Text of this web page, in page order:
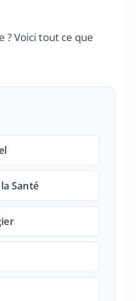
? Voici tout ce que
Santé